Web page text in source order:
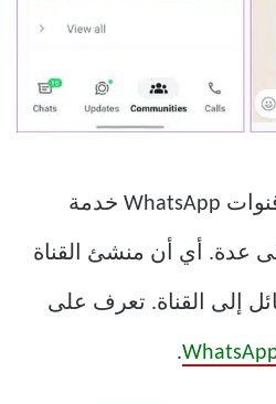
من ناحية أخرى، تقدم قنوات WhatsApp خدمة
عدة. أي أن منشئ القناة
إلى القناة. تعرف على
.